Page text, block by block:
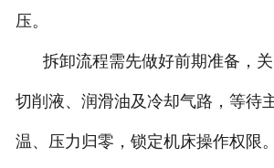
压。
拆卸流程需先做好前期准备，关
切削液、润滑油及冷却气路，等待
温、压力归零，锁定机床操作权限